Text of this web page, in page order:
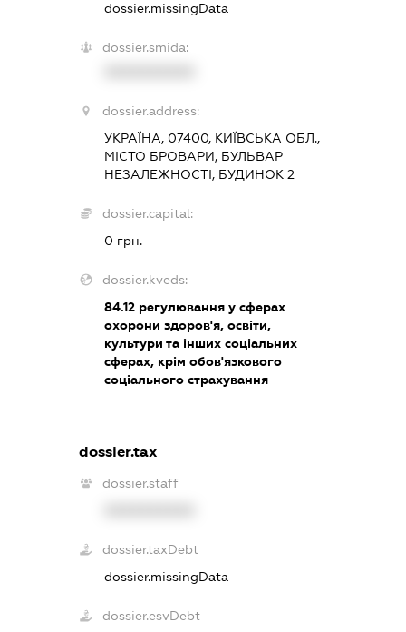
dossier.missingData
dossier.smida:
dossier.address:
УКРАЇНА, 07400, КИЇВСЬКА ОБЛ.,
МІСТО БРОВАРИ, БУЛЬВАР
НЕЗАЛЕЖНОСТІ, БУДИНОК 2
dossier.capital:
0 грн.
dossier.kveds:
84.12 регулювання у сферах
охорони здоров'я, освіти,
культури та інших соціальних
сферах, крім обов'язкового
соціального страхування
dossier.tax
dossier.staff
dossier.taxDebt
dossier.missingData
dossier.esvDebt